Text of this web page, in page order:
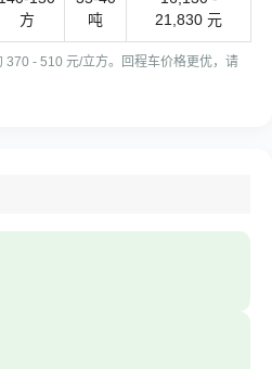
方
吨
21,830 元
370 - 510 元/立方。回程车价格更优，请